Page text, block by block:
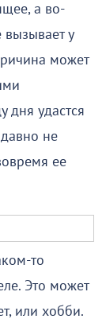
а во-
у
может
дня удастся
не
ее
то
Это может
или хобби.